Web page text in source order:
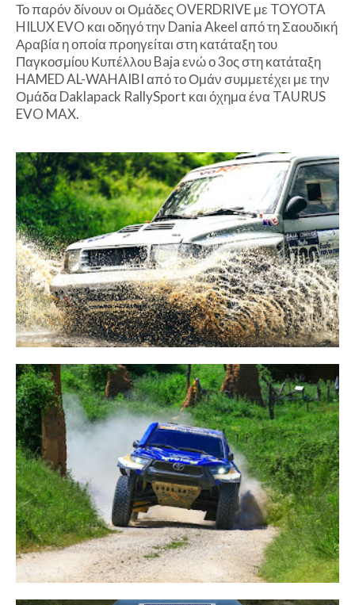
Το παρόν δίνουν οι Ομάδες OVERDRIVE με TOYOTA
HILUX EVO και οδηγό την Dania Akeel από τη Σαουδική
Αραβία η οποία προηγείται στη κατάταξη του
Παγκοσμίου Κυπέλλου Baja ενώ ο 3ος στη κατάταξη
HAMED AL-WAHAIBI από το Ομάν συμμετέχει με την
Ομάδα Daklapack RallySport και όχημα ένα TAURUS
EVO MAX.